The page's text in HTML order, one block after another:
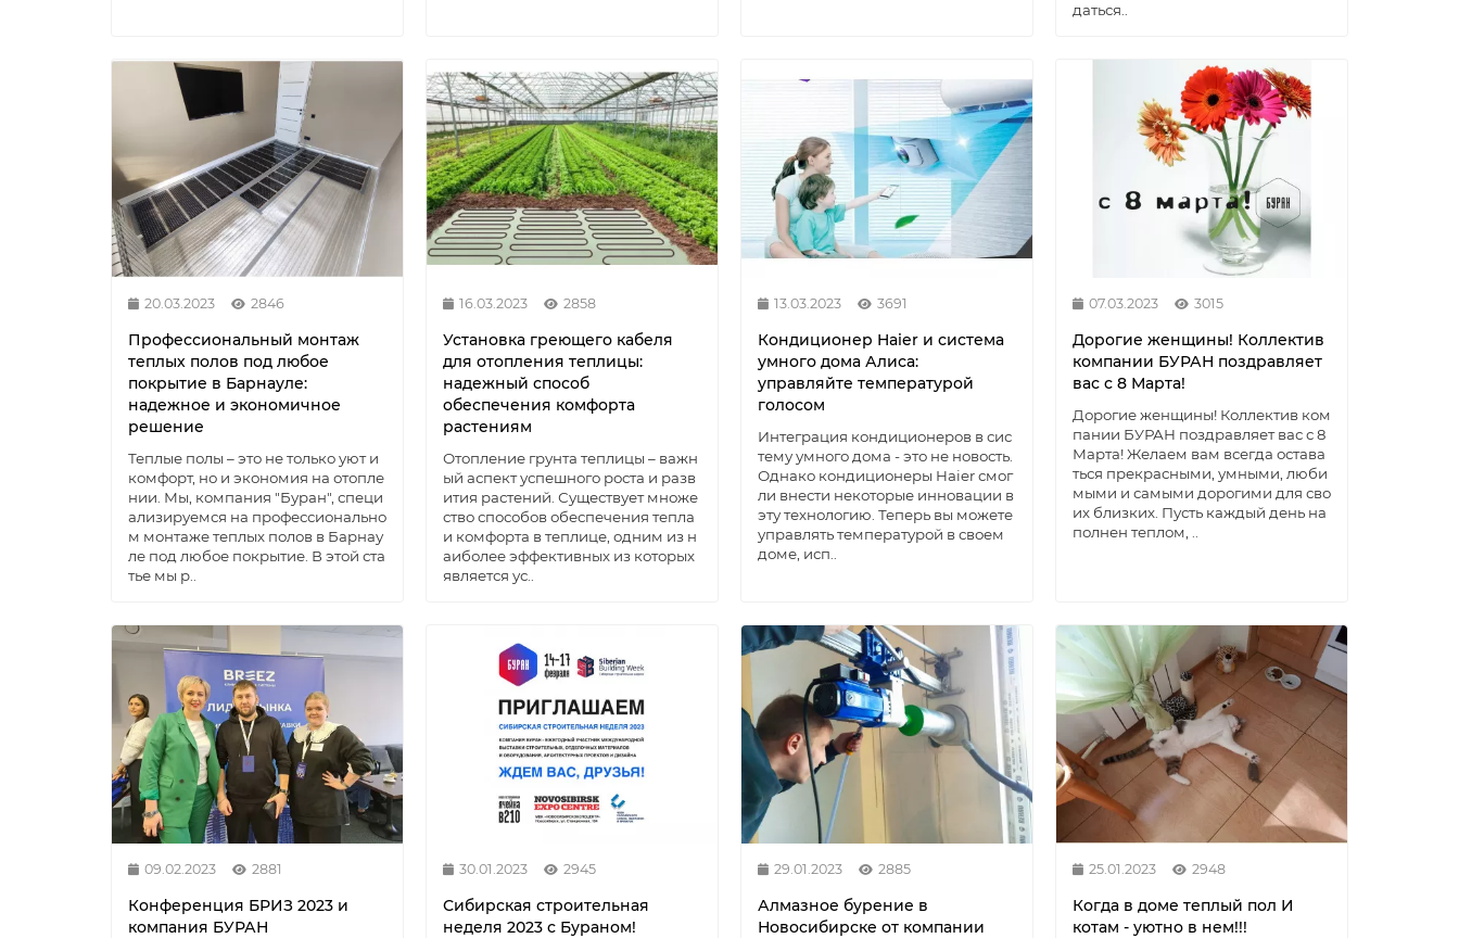
даться..
20.03.2023 2846
Профессиональный монтаж
теплых полов под любое
покрытие в Барнауле:
надежное и экономичное
решение
Теплые полы – это не только уют и
комфорт, но и экономия на отопле
нии. Мы, компания "Буран", специ
ализируемся на профессионально
м монтаже теплых полов в Барнау
ле под любое покрытие. В этой ста
тье мы р..
16.03.2023 2858
Установка греющего кабеля
для отопления теплицы:
надежный способ
обеспечения комфорта
растениям
Отопление грунта теплицы – важн
ый аспект успешного роста и разв
ития растений. Существует множе
ство способов обеспечения тепла
и комфорта в теплице, одним из н
аиболее эффективных из которых
является ус..
13.03.2023 3691
Кондиционер Haier и система
умного дома Алиса:
управляйте температурой
голосом
Интеграция кондиционеров в сис
тему умного дома - это не новость.
Однако кондиционеры Haier смог
ли внести некоторые инновации в
эту технологию. Теперь вы можете
управлять температурой в своем
доме, исп..
07.03.2023 3015
Дорогие женщины! Коллектив
компании БУРАН поздравляет
вас с 8 Марта!
Дорогие женщины! Коллектив ком
пании БУРАН поздравляет вас с 8
Марта! Желаем вам всегда остава
ться прекрасными, умными, люби
мыми и самыми дорогими для сво
их близких. Пусть каждый день на
полнен теплом, ..
09.02.2023 2881
Конференция БРИЗ 2023 и
компания БУРАН
30.01.2023 2945
Сибирская строительная
неделя 2023 с Бураном!
29.01.2023 2885
Алмазное бурение в
Новосибирске от компании
25.01.2023 2948
Когда в доме теплый пол И
котам - уютно в нем!!!